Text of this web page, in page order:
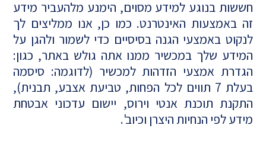
חששות בנוגע למידע מסוים, הימנע מלהעביר מידע
זה באמצעות האינטרנט. כמו כן, אנו ממליצים לך
לנקוט באמצעי הגנה בסיסיים כדי לשמור ולהגן על
המידע שלך במכשיר ממנו אתה גולש באתר, כגון:
הגדרת אמצעי הזדהות למכשיר (לדוגמה: סיסמה
בעלת 7 תווים לכל הפחות, טביעת אצבע, תבנית),
התקנת תוכנת אנטי וירוס, יישום עדכוני אבטחת
מידע לפי הנחיות היצרן וכיוב'.